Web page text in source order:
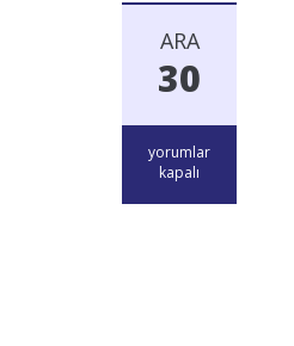
ARA
30
4857
Sayılı
yorumlar
kapalı